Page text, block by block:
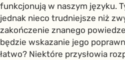
funkcjonują w naszym języku.
jednak nieco trudniejsze niż
zakończenie znanego
będzie wskazanie jego
łatwo? Niektóre przysłowia